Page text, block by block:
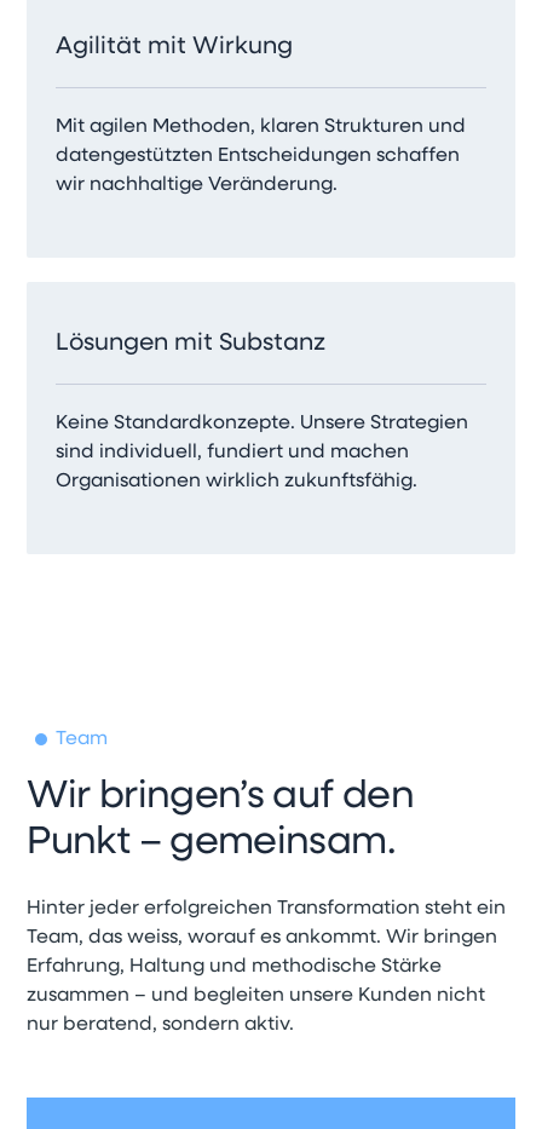
Agilität mit Wirkung
Mit agilen Methoden, klaren Strukturen und
datengestützten Entscheidungen schaffen
wir nachhaltige Veränderung.
Lösungen mit Substanz
Keine Standardkonzepte. Unsere Strategien
sind individuell, fundiert und machen
Organisationen wirklich zukunftsfähig.
Team
Wir bringen’s auf den
Punkt – gemeinsam.
Hinter jeder erfolgreichen Transformation steht ein
Team, das weiss, worauf es ankommt. Wir bringen
Erfahrung, Haltung und methodische Stärke
zusammen – und begleiten unsere Kunden nicht
nur beratend, sondern aktiv.